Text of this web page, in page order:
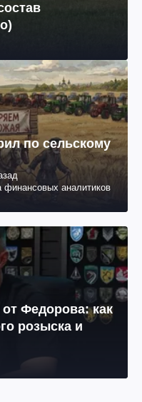
по сельскому
финансовых аналитиков
Федорова: как
розыска и